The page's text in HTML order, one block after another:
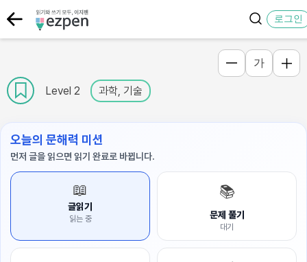
로그인
Level 2 과학, 기술
가
오늘의 문해력 미션
먼저 글을 읽으면 읽기 완료로 바뀝니다.
📖
글읽기
읽는 중
📚
문제 풀기
대기